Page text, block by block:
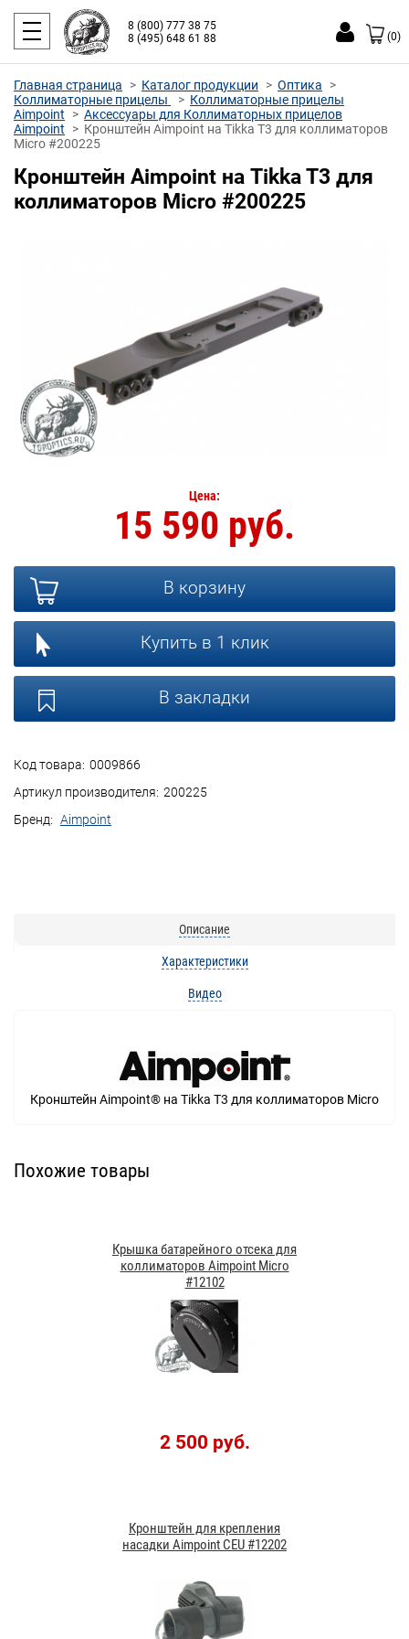
8 (800) 777 38 75
8 (495) 648 61 88
(0)
Главная страница Каталог продукции
Оптика
Коллиматорные прицелы
Коллиматорные прицелы
Aimpoint
Аксессуары для Коллиматорных прицелов
Aimpoint
Кронштейн Aimpoint на Tikka T3 для коллиматоров
Micro #200225
Кронштейн Aimpoint на Tikka T3 для
коллиматоров Micro #200225
Код товара: 0009866
Артикул производителя: 200225
Бренд: Aimpoint
Цена:
15 590 руб.
В корзину
Купить в 1 клик
В закладки
Описание
Характеристики
Видео
Кронштейн Aimpoint® на Tikka T3 для коллиматоров Micro
Похожие товары
Крышка батарейного отсека для
коллиматоров Aimpoint Micro
#12102
2 500 руб.
Кронштейн для крепления
насадки Aimpoint CEU #12202